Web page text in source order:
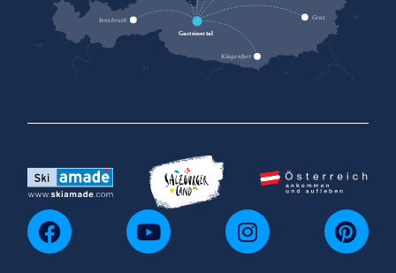
Innsbruck
Klagenfurt
Graz
Gasteinertal